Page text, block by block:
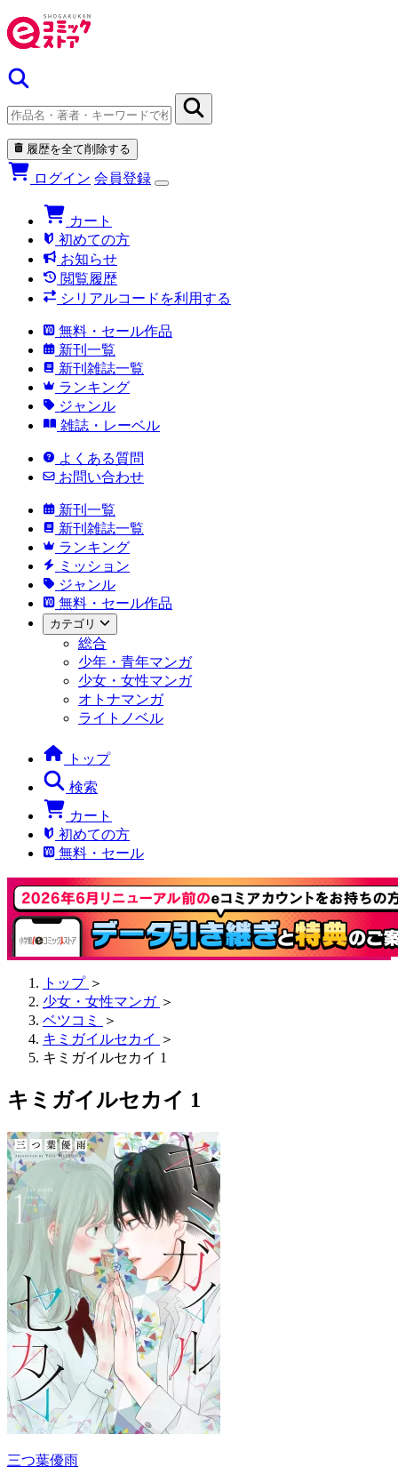
履歴を全て削除する
ログイン 会員登録
カート
初めての方
お知らせ
閲覧履歴
シリアルコードを利用する
無料・セール作品
新刊一覧
新刊雑誌一覧
ランキング
ジャンル
雑誌・レーベル
よくある質問
お問い合わせ
新刊一覧
新刊雑誌一覧
ランキング
ミッション
ジャンル
無料・セール作品
カテゴリ
総合
少年・青年マンガ
少女・女性マンガ
オトナマンガ
ライトノベル
トップ
検索
カート
初めての方
無料・セール
トップ ＞
少女・女性マンガ ＞
ベツコミ
＞
キミガイルセカイ
＞
キミガイルセカイ 1
キミガイルセカイ 1
三つ葉優雨